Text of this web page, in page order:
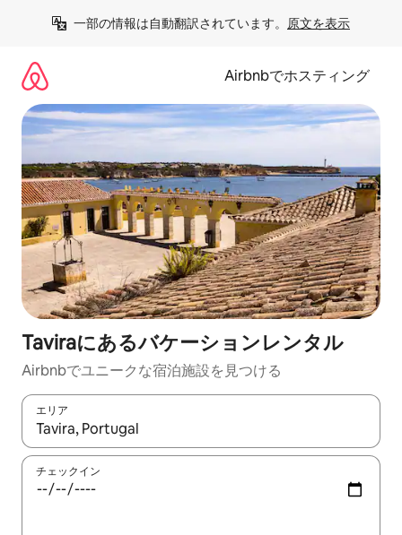
一部の情報は自動翻訳されています。 原文を表示
Airbnbでホスティング
Taviraにあるバケーションレンタル
Airbnbでユニークな宿泊施設を見つける
エリア
検索結果が表示されたら、上下の矢印キーを使って移動するか
チェックイン